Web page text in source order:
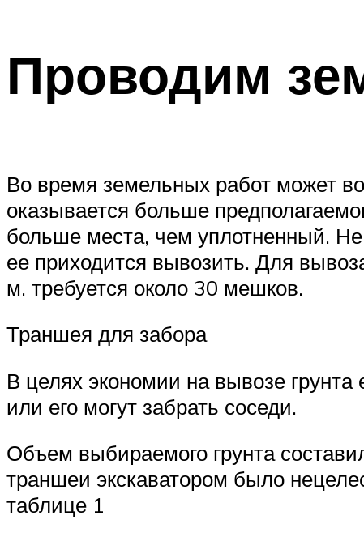
Проводим
Во время земельных работ может
оказывается больше
больше места, чем уплотненный. Не
ее приходится вывозить. Для
м. требуется около 30 мешков.
Траншея для забора
В целях экономии на вывозе грунта
или его могут забрать соседи.
Объем выбираемого грунта
траншеи экскаватором было
таблице 1